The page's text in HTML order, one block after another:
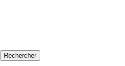
Rechercher